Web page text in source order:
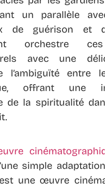
un parallèle
de guérison et
orchestre
avec une
l’ambiguïté
offrant une
de la spiritualité
simple
une œuvre